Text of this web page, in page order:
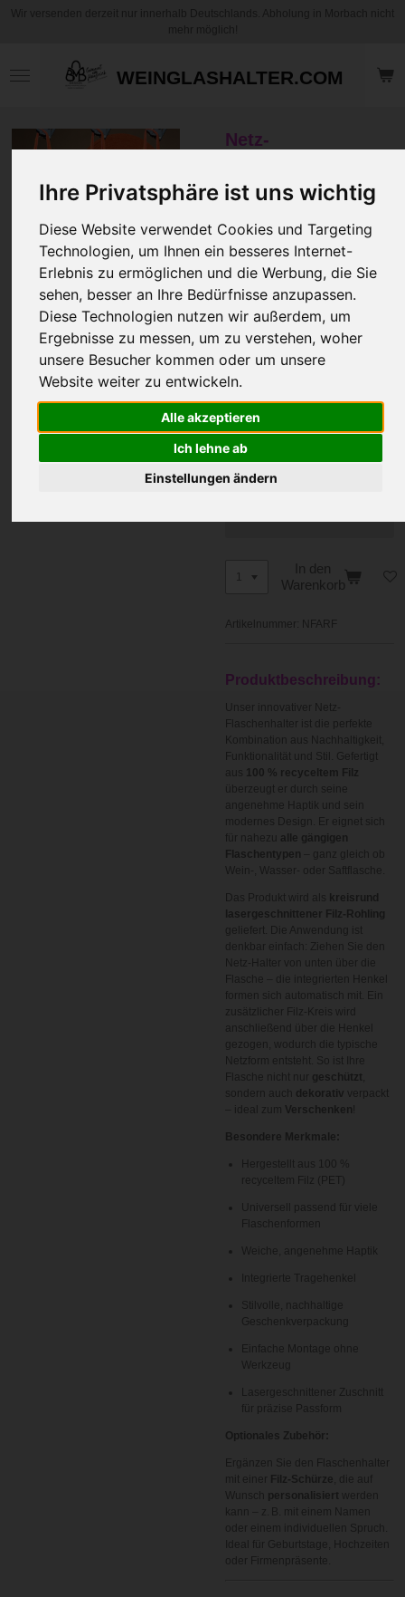
Ihre Privatsphäre ist uns wichtig
Diese Website verwendet Cookies und Targeting
Technologien, um Ihnen ein besseres Internet-
Erlebnis zu ermöglichen und die Werbung, die Sie
sehen, besser an Ihre Bedürfnisse anzupassen.
Diese Technologien nutzen wir außerdem, um
Ergebnisse zu messen, um zu verstehen, woher
unsere Besucher kommen oder um unsere
Website weiter zu entwickeln.
Alle akzeptieren
Ich lehne ab
Einstellungen ändern
WEINGLASHALTER.COM
Netz-
recyceltem Filz
9,95 €
zzgl. Versandkosten
Filzfarbe
Mit Text und Schürze
Ihr Wunschtext
Text ausgewählt? Dann
trage hier einfach deinen
In den
Warenkorb
Artikelnummer: NFARF
Produktbeschreibung:
Unser innovativer Netz-
Flaschenhalter ist die perfekte
Kombination aus Nachhaltigkeit,
Funktionalität und Stil. Gefertigt
100 % recyceltem Filz
überzeugt er durch seine
angenehme Haptik und sein
modernes Design. Er eignet sich
für nahezu alle gängigen
Flaschentypen – ganz gleich ob
Wein-, Wasser- oder Saftflasche.
Das Produkt wird als kreisrund
lasergeschnittener Filz-Rohling
geliefert. Die Anwendung ist
denkbar einfach: Ziehen Sie den
Netz-Halter von unten über die
Flasche – die integrierten Henkel
formen sich automatisch mit. Ein
zusätzlicher Filz-Kreis wird
anschließend über die Henkel
gezogen, wodurch die typische
Netzform entsteht. So ist Ihre
Flasche nicht nur geschützt
sondern auch dekorativ verpackt
– ideal zum Verschenken
Besondere Merkmale:
Hergestellt aus 100 %
recyceltem Filz (PET)
Universell passend für viele
Flaschenformen
Weiche, angenehme Haptik
Integrierte Tragehenkel
Stilvolle, nachhaltige
Geschenkverpackung
Einfache Montage ohne
Werkzeug
Lasergeschnittener Zuschnitt
für präzise Passform
Optionales Zubehör:
Ergänzen Sie den Flaschenhalter
mit einer Filz-Schürze , die auf
personalisiert werden
kann – z. B. mit einem Namen
oder einem individuellen Spruch.
Ideal für Geburtstage, Hochzeiten
oder Firmenpräsente.